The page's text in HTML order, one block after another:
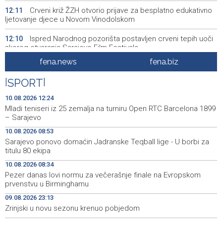
12:11
Crveni križ ŽZH otvorio prijave za besplatno edukativno
ljetovanje djece u Novom Vinodolskom
12:10
Ispred Narodnog pozorišta postavljen crveni tepih uoči
skorog otvaranja Sarajevo Film Festivala
Lendo u Mokronogama: Odgovornost je izgraditi državu
u kojoj se zlo nikada i nikome neće ponoviti
12:00
Potpisani kolektivni ugovori u HBŽ-u: Veće plaće u
zdravstvu, obrazovanju i upravi
Puhovski: European Confederation an unrealistic idea,
EU has no clear plan for Western Balkans
11:30
Buldić-Bešić: Svaka doza darovane krvi predstavlja novu
priliku za nastavak liječenja i ozdravljenje
11:29 Jedna osoba teško povrijeđena u pucnjavi u Brčkom
11:28
Mađarski javni servis mjesec bez vijesti, nova vlast
najavljuje obnovu medijskog sistema
fena.news fena.biz
SPORT
10.08.2026 12:24
Mladi teniseri iz 25 zemalja na turniru Open RTC Barcelona 1899
– Sarajevo
10.08.2026 08:53
Sarajevo ponovo domaćin Jadranske Teqball lige - U borbi za
titulu 80 ekipa
10.08.2026 08:34
Pezer danas lovi normu za večerašnje finale na Evropskom
prvenstvu u Birminghamu
09.08.2026 23:13
Zrinjski u novu sezonu krenuo pobjedom